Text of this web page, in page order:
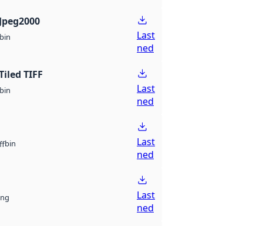
bin
Last
ned
TIFF
bin
Last
ned
bin
Last
ned
Last
ned